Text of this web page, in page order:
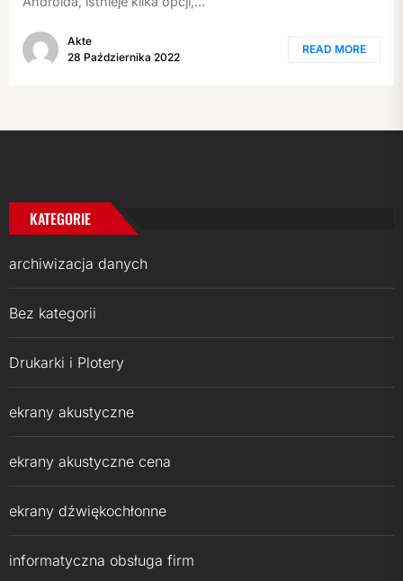
Akte
28 Października 2022
READ MORE
KATEGORIE
archiwizacja danych
Bez kategorii
Drukarki i Plotery
ekrany akustyczne
ekrany akustyczne cena
ekrany dźwiękochłonne
informatyczna obsługa firm